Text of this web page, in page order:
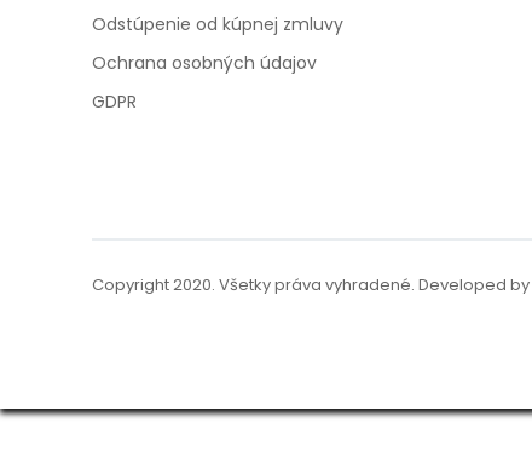
Odstúpenie od kúpnej zmluvy
Ochrana osobných údajov
GDPR
Copyright 2020. Všetky práva vyhradené. Developed by